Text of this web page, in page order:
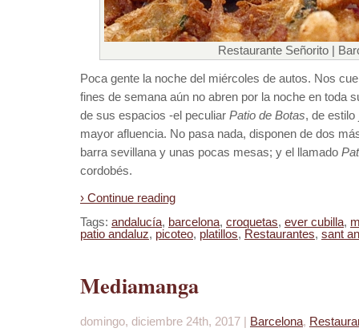
Restaurante Señorito |
Poca gente la noche del miércoles de autos. Nos
fines de semana aún no abren por la noche en toda
de sus espacios -el peculiar Patio de Botas, de
mayor afluencia. No pasa nada, disponen de dos
barra sevillana y unas pocas mesas; y el llamado
cordobés.
› Continue reading
Tags: andalucía, barcelona, croquetas, ever cubilla,
patio andaluz, picoteo, platillos, Restaurantes, sant
Mediamanga
domingo, diciembre 24th, 2017 | Barcelona,